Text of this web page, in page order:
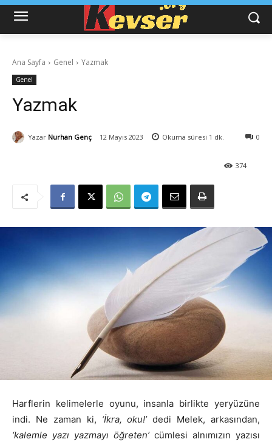
Ana Sayfa Genel Yazmak
Genel
Yazmak
Yazar Nurhan Genç 12 Mayıs 2023 Okuma süresi 1 dk. 0
374
Harflerin kelimelerle oyunu, insanla birlikte yeryüzüne
indi. Ne zaman ki, ‘İkra, oku!’dedi Melek, arkasından,
‘kalemle yazı yazmayı öğreten’cümlesi alnımızın yazısı